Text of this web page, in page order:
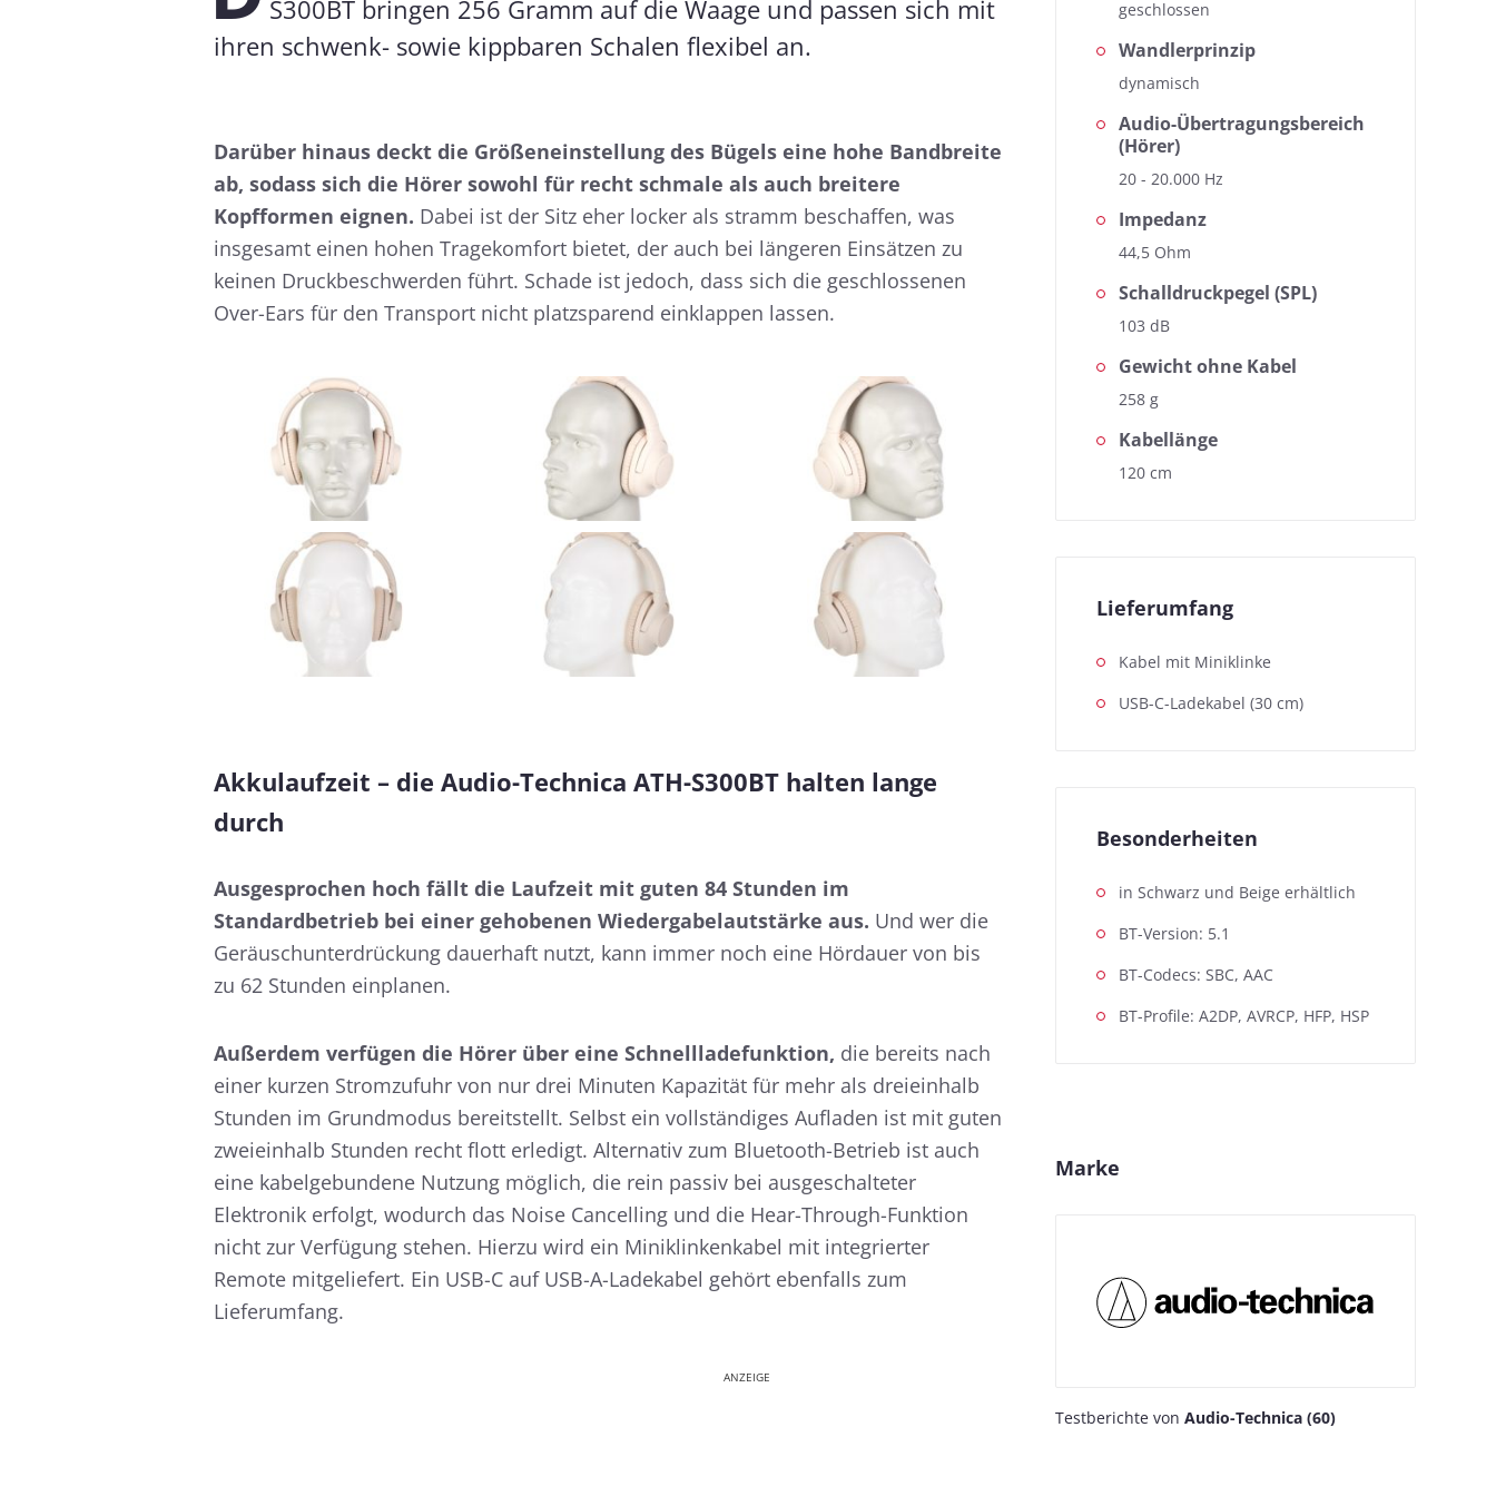
S300BT bringen 256 Gramm auf die Waage und passen sich mit
ihren schwenk- sowie kippbaren Schalen flexibel an.
Darüber hinaus deckt die Größeneinstellung des Bügels eine hohe Bandbreite
ab, sodass sich die Hörer sowohl für recht schmale als auch breitere
Kopfformen eignen. Dabei ist der Sitz eher locker als stramm beschaffen, was
insgesamt einen hohen Tragekomfort bietet, der auch bei längeren Einsätzen zu
keinen Druckbeschwerden führt. Schade ist jedoch, dass sich die geschlossenen
Over-Ears für den Transport nicht platzsparend einklappen lassen.
Akkulaufzeit – die Audio-Technica ATH-S300BT halten lange
durch
Ausgesprochen hoch fällt die Laufzeit mit guten 84 Stunden im
Standardbetrieb bei einer gehobenen Wiedergabelautstärke aus. Und wer die
Geräuschunterdrückung dauerhaft nutzt, kann immer noch eine Hördauer von bis
zu 62 Stunden einplanen.
Außerdem verfügen die Hörer über eine Schnellladefunktion, die bereits nach
einer kurzen Stromzufuhr von nur drei Minuten Kapazität für mehr als dreieinhalb
Stunden im Grundmodus bereitstellt. Selbst ein vollständiges Aufladen ist mit guten
zweieinhalb Stunden recht flott erledigt. Alternativ zum Bluetooth-Betrieb ist auch
eine kabelgebundene Nutzung möglich, die rein passiv bei ausgeschalteter
Elektronik erfolgt, wodurch das Noise Cancelling und die Hear-Through-Funktion
nicht zur Verfügung stehen. Hierzu wird ein Miniklinkenkabel mit integrierter
Remote mitgeliefert. Ein USB-C auf USB-A-Ladekabel gehört ebenfalls zum
Lieferumfang.
ANZEIGE
geschlossene Systeme werden
können. Noise-Cancelling-
Anhand des Frequenzgangs lassen sich die klanglichen Eigenschaften eines Kopfhörers gut beschreiben. Die kopfhoerer.de-
Messkurve bildet den hörbaren Bereich als Frequenzgang in Form einer Kurve ab. Für den schnellen Blick bieten wir mit der
einfachen Ansicht zusätzlich noch die Möglichkeit, die klanglichen Eigenschaften des Testkandidaten auf einem Blick zu
beurteilen.
Messkurve bildet den hörbaren
einfachen Ansicht zusätzlich
Nähere Informationen zu den kopfhoerer.de-Messungen findet ihr hier: So testen wir
geschlossen
Wandlerprinzip
dynamisch
Audio-Übertragungsbereich
(Hörer)
20 - 20.000 Hz
Impedanz
44,5 Ohm
Schalldruckpegel (SPL)
103 dB
Gewicht ohne Kabel
258 g
Kabellänge
120 cm
Lieferumfang
Kabel mit Miniklinke
USB-C-Ladekabel (30 cm)
Besonderheiten
in Schwarz und Beige erhältlich
BT-Version: 5.1
BT-Codecs: SBC, AAC
BT-Profile: A2DP, AVRCP, HFP, HSP
Marke
Testberichte von Audio-Technica (60)